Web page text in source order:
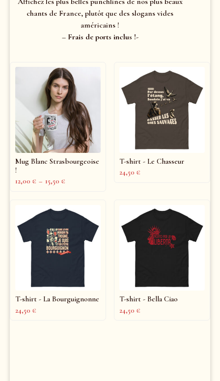
chants de France, plutôt que des slogans vides
américains !
– Frais de ports inclus !-
Mug Blanc Strasbourgeoise
!
12,00 € – 15,50 €
T-shirt - Le Chasseur
24,50 €
T-shirt - La Bourguignonne
24,50 €
T-shirt - Bella Ciao
24,50 €